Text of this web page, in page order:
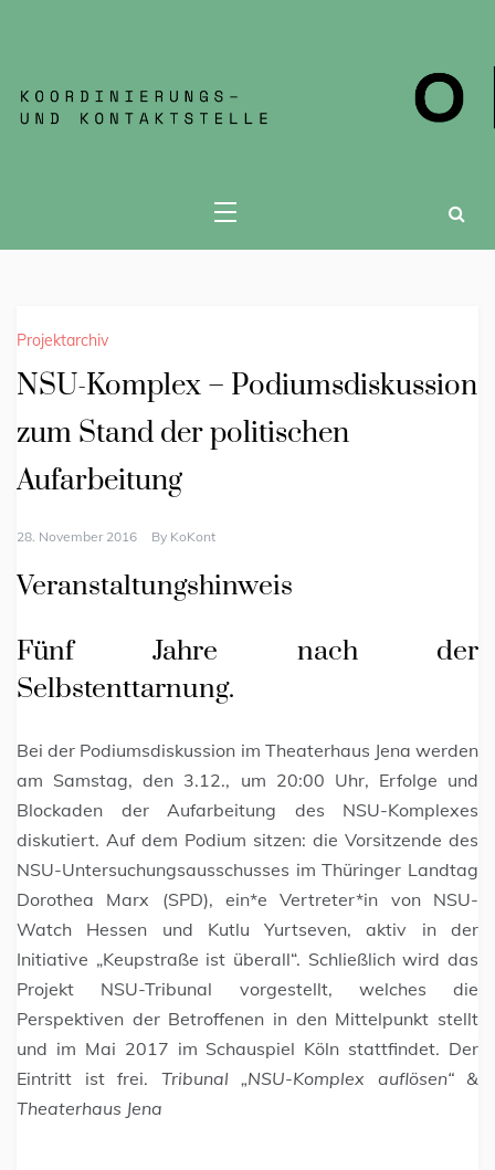
Projektarchiv
NSU-Komplex – Podiumsdiskussion
zum Stand der politischen
Aufarbeitung
28. November 2016 By KoKont
Veranstaltungshinweis
Fünf Jahre nach der
Selbstenttarnung.
Bei der Podiumsdiskussion im Theaterhaus Jena werden
am Samstag, den 3.12., um 20:00 Uhr, Erfolge und
Blockaden der Aufarbeitung des NSU-Komplexes
diskutiert. Auf dem Podium sitzen: die Vorsitzende des
NSU-Untersuchungsausschusses im Thüringer Landtag
Dorothea Marx (SPD), ein*e Vertreter*in von NSU-
Watch Hessen und Kutlu Yurtseven, aktiv in der
Initiative „Keupstraße ist überall“. Schließlich wird das
Projekt NSU-Tribunal vorgestellt, welches die
Perspektiven der Betroffenen in den Mittelpunkt stellt
und im Mai 2017 im Schauspiel Köln stattfindet. Der
Eintritt ist frei. Tribunal „NSU-Komplex auflösen“ &
Theaterhaus Jena